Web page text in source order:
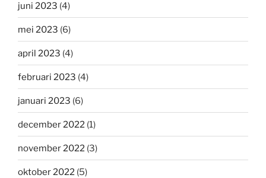
juni 2023 (4)
mei 2023 (6)
april 2023 (4)
februari 2023 (4)
januari 2023 (6)
december 2022 (1)
november 2022 (3)
oktober 2022 (5)